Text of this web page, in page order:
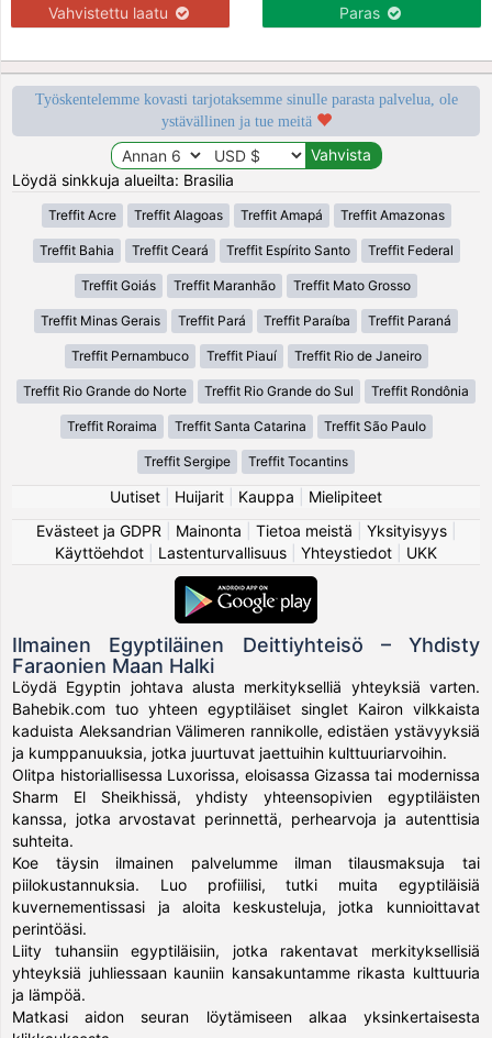
Vahvistettu laatu Paras
Työskentelemme kovasti tarjotaksemme sinulle parasta palvelua, ole
ystävällinen ja tue meitä
Löydä sinkkuja alueilta: Brasilia
Treffit Acre Treffit Alagoas Treffit Amapá Treffit Amazonas
Treffit Bahia Treffit Ceará Treffit Espírito Santo Treffit Federal
Treffit Goiás Treffit Maranhão Treffit Mato Grosso
Treffit Minas Gerais Treffit Pará Treffit Paraíba Treffit Paraná
Treffit Pernambuco Treffit Piauí Treffit Rio de Janeiro
Treffit Rio Grande do Norte Treffit Rio Grande do Sul Treffit Rondônia
Treffit Roraima Treffit Santa Catarina Treffit São Paulo
Treffit Sergipe Treffit Tocantins
Uutiset Huijarit Kauppa
Mielipiteet
Evästeet ja GDPR
Mainonta Tietoa meistä Yksityisyys|
Käyttöehdot
Lastenturvallisuus Yhteystiedot UKK
Ilmainen Egyptiläinen Deittiyhteisö – Yhdisty
Faraonien Maan Halki
Löydä Egyptin johtava alusta merkitykselliä yhteyksiä varten.
Bahebik.com tuo yhteen egyptiläiset singlet Kairon vilkkaista
kaduista Aleksandrian Välimeren rannikolle, edistäen ystävyyksiä
ja kumppanuuksia, jotka juurtuvat jaettuihin kulttuuriarvoihin.
Olitpa historiallisessa Luxorissa, eloisassa Gizassa tai modernissa
Sharm El Sheikhissä, yhdisty yhteensopivien egyptiläisten
kanssa, jotka arvostavat perinnettä, perhearvoja ja autenttisia
suhteita.
Koe täysin ilmainen palvelumme ilman tilausmaksuja tai
piilokustannuksia. Luo profiilisi, tutki muita egyptiläisiä
kuvernementissasi ja aloita keskusteluja, jotka kunnioittavat
perintöäsi.
Liity tuhansiin egyptiläisiin, jotka rakentavat merkityksellisiä
yhteyksiä juhliessaan kauniin kansakuntamme rikasta kulttuuria
ja lämpöä.
Matkasi aidon seuran löytämiseen alkaa yksinkertaisesta